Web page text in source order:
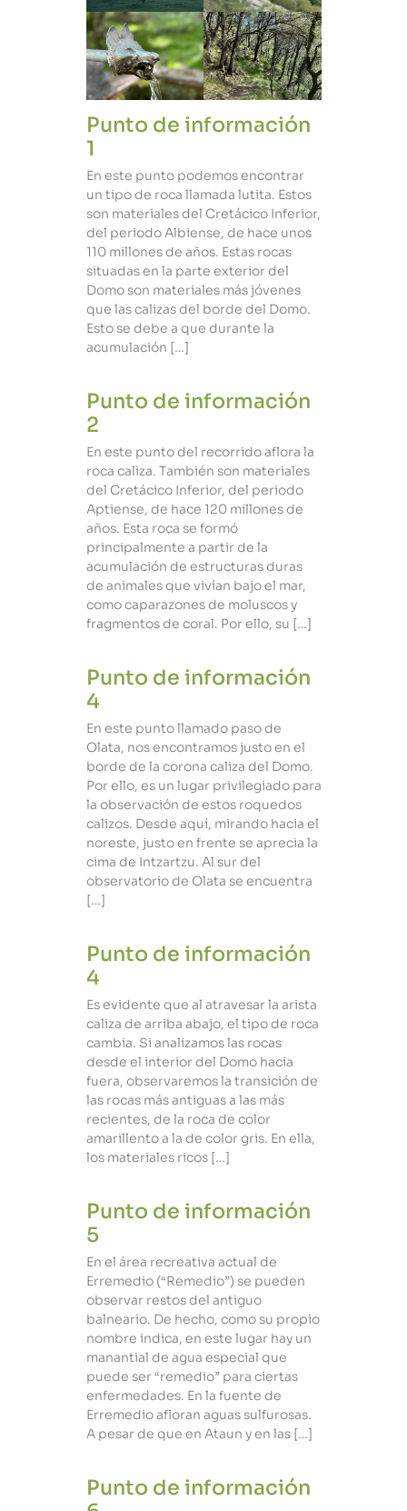
Punto de información
1
En este punto podemos encontrar
un tipo de roca llamada lutita. Estos
son materiales del Cretácico Inferior,
del periodo Albiense, de hace unos
110 millones de años. Estas rocas
situadas en la parte exterior del
Domo son materiales más jóvenes
que las calizas del borde del Domo.
Esto se debe a que durante la
acumulación […]
Punto de información
2
En este punto del recorrido aflora la
roca caliza. También son materiales
del Cretácico Inferior, del periodo
Aptiense, de hace 120 millones de
años. Esta roca se formó
principalmente a partir de la
acumulación de estructuras duras
de animales que vivían bajo el mar,
como caparazones de moluscos y
fragmentos de coral. Por ello, su […]
Punto de información
4
En este punto llamado paso de
Olata, nos encontramos justo en el
borde de la corona caliza del Domo.
Por ello, es un lugar privilegiado para
la observación de estos roquedos
calizos. Desde aquí, mirando hacia el
noreste, justo en frente se aprecia la
cima de Intzartzu. Al sur del
observatorio de Olata se encuentra
[…]
Punto de información
4
Es evidente que al atravesar la arista
caliza de arriba abajo, el tipo de roca
cambia. Si analizamos las rocas
desde el interior del Domo hacia
fuera, observaremos la transición de
las rocas más antiguas a las más
recientes, de la roca de color
amarillento a la de color gris. En ella,
los materiales ricos […]
Punto de información
5
En el área recreativa actual de
Erremedio (“Remedio”) se pueden
observar restos del antiguo
balneario. De hecho, como su propio
nombre indica, en este lugar hay un
manantial de agua especial que
puede ser “remedio” para ciertas
enfermedades. En la fuente de
Erremedio afloran aguas sulfurosas.
A pesar de que en Ataun y en las […]
Punto de información